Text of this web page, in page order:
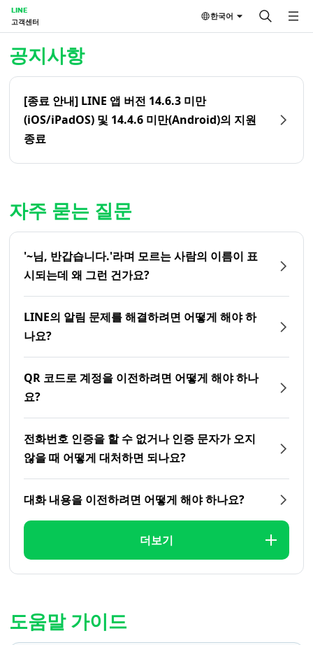
LINE
고객센터
한국어
공지사항
[종료 안내] LINE 앱 버전 14.6.3 미만
(iOS/iPadOS) 및 14.4.6 미만(Android)의 지원
종료
자주 묻는 질문
'~님, 반갑습니다.'라며 모르는 사람의 이름이 표
시되는데 왜 그런 건가요?
LINE의 알림 문제를 해결하려면 어떻게 해야 하
나요?
QR 코드로 계정을 이전하려면 어떻게 해야 하나
요?
전화번호 인증을 할 수 없거나 인증 문자가 오지
않을 때 어떻게 대처하면 되나요?
대화 내용을 이전하려면 어떻게 해야 하나요?
더보기
도움말 가이드